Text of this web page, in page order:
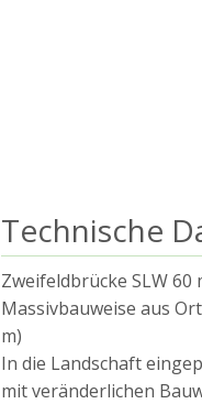
Technische
Zweifeldbrücke SLW
Massivbauweise aus
m)
In die Landschaft
mit veränderlichen